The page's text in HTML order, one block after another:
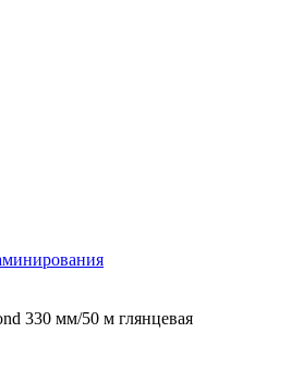
330 мм/50 м глянцевая